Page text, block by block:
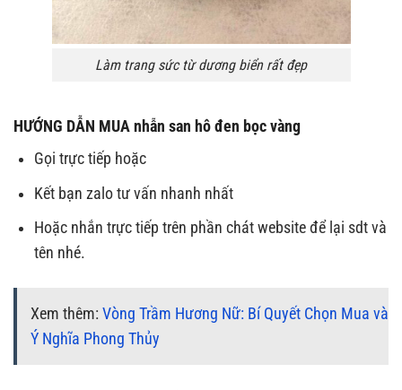
Làm trang sức từ dương biển rất đẹp
HƯỚNG DẪN MUA nhẫn san hô đen bọc vàng
Gọi trực tiếp hoặc
Kết bạn zalo tư vấn nhanh nhất
Hoặc nhắn trực tiếp trên phần chát website để lại sdt và
tên nhé.
Xem thêm: Vòng Trầm Hương Nữ: Bí Quyết Chọn Mua và
Ý Nghĩa Phong Thủy